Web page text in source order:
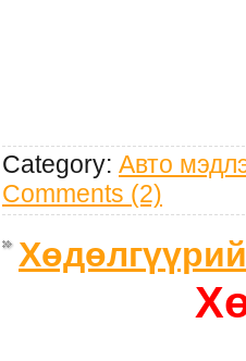
Category: Авто
Comments (2)